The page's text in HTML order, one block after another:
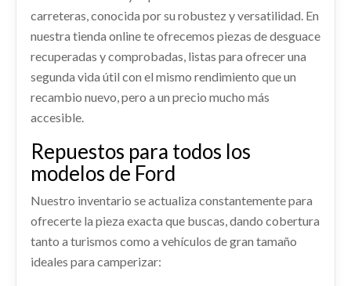
REFUERZO PARAGOLPES DELANTERO
DV41S10922AK
REFUERZO PARAGOLPES DELANTERO... usado.
Ref: 2236297 OEM: DV41S10922AK
110,22 € shopping_cart
CERRADURA PUERTA TRASERA DERECHA
2099457
CERRADURA PUERTA TRASERA DERECHA...
usado.
ALETIN TRASERO DERECHO
TRANSMISION DELANTERA DERECHA
TRANSMISION DELANTERA DERECHA usado.
Ref: 2250351
ELECTROVENTILADOR 2402929
ELECTROVENTILADOR 2402929 usado.
FORD KUGA II (DM2) 2.0 TDCI
Ref: 2320073 OEM: 2402929
MOTOR COMPLETO T7MA / 1879655
MOTOR COMPLETO T7MA / 1879655 usado.
FORD KUGA II (DM2) 2.0 TDCI
Ref: 2236235 OEM: 2270637
Consultar
ELEVALUNAS TRASERO DERECHO
1944392
ELEVALUNAS TRASERO DERECHO 1944392
usado.
Ref:
Consultar
carreteras, conocida por su robustez y versatilidad. En
nuestra tienda online te ofrecemos piezas de desguace
recuperadas y comprobadas, listas para ofrecer una
segunda vida útil con el mismo rendimiento que un
recambio nuevo, pero a un precio mucho más
accesible.
Repuestos para todos los
modelos de Ford
Nuestro inventario se actualiza constantemente para
ofrecerte la pieza exacta que buscas, dando cobertura
tanto a turismos como a vehículos de gran tamaño
ideales para camperizar: